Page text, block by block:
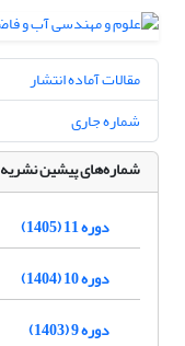
مقالات آماده انتشار
شماره جاری
شماره‌های پیشین نشریه
دوره 11 (1405)
دوره 10 (1404)
دوره 9 (1403)